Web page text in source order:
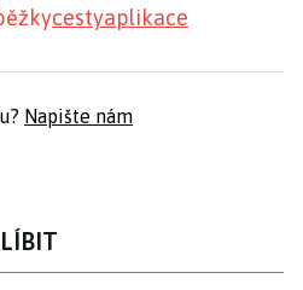
cestyaplikace
Napište nám